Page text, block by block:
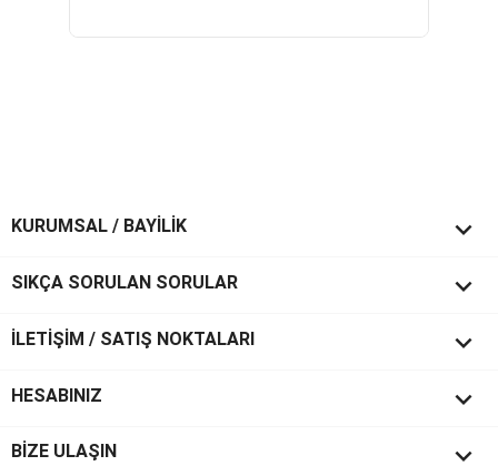
KURUMSAL / BAYİLİK 
SIKÇA SORULAN SORULAR 
İLETİŞİM / SATIŞ NOKTALARI 
HESABINIZ 
BİZE ULAŞIN keyboard_arrow_down